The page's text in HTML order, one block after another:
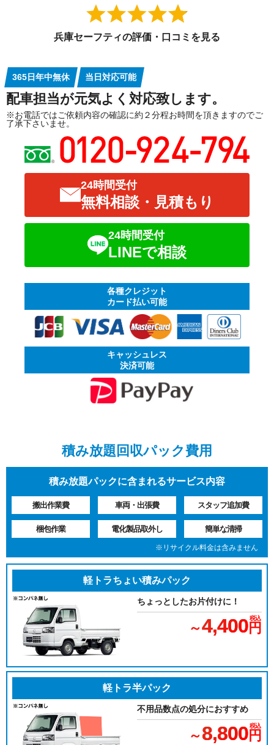
兵庫セーフティの評価・口コミを見る
365日年中無休 当日対応可能
配車担当が元気よく対応致します。
※お電話ではご依頼内容の確認に約２分程お時間を頂きますのでご
了承下さいませ。
24時間受付
無料相談・見積もり
24時間受付
LINEで相談
各種クレジット
カード払い可能
キャッシュレス
決済可能
積み放題回収パック費用
積み放題パックに含まれるサービス内容
搬出作業費 車両・出張費 スタッフ追加費
梱包作業 電化製品取外し 簡単な清掃
※リサイクル料金は含みません
軽トラちょい積みパック
ちょっとしたお片付けに！
～4,400円
税込
軽トラ半パック
不用品数点の処分におすすめ
～8,800円
税込